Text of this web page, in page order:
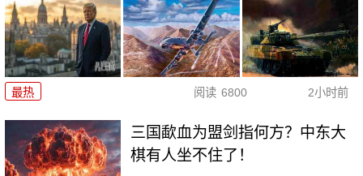
最热 阅读 6800 2小时前
三国歃血为盟剑指何方？中东大
棋有人坐不住了！